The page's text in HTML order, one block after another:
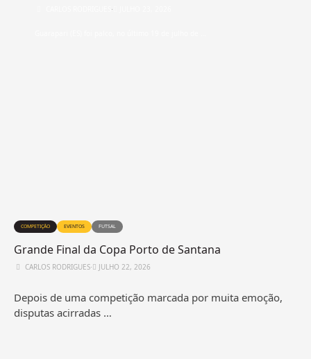
⋅
COMPETIÇÃO EVENTOS FUTSAL
Grande Final da Copa Porto de Santana
CARLOS RODRIGUES⋅ JULHO 22, 2026
Depois de uma competição marcada por muita emoção,
disputas acirradas …